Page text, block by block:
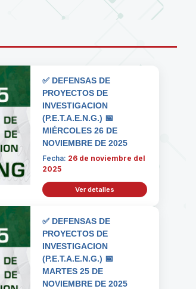
✅ DEFENSAS DE
PROYECTOS DE
INVESTIGACION
(P.E.T.A.E.N.G.) 📅
MIÉRCOLES 26 DE
NOVIEMBRE DE 2025
Fecha: 26 de noviembre del
2025
Ver detalles
✅ DEFENSAS DE
PROYECTOS DE
INVESTIGACION
(P.E.T.A.E.N.G.) 📅
MARTES 25 DE
NOVIEMBRE DE 2025